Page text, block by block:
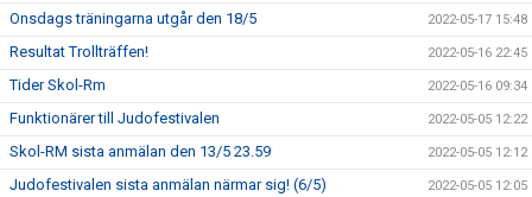
Onsdags träningarna utgår den 18/5 2022-05-17 15:48
Resultat Trollträffen! 2022-05-16 22:45
Tider Skol-Rm 2022-05-16 09:34
Funktionärer till Judofestivalen 2022-05-05 12:22
Skol-RM sista anmälan den 13/5 23.59 2022-05-05 12:12
Judofestivalen sista anmälan närmar sig! (6/5) 2022-05-05 12:05